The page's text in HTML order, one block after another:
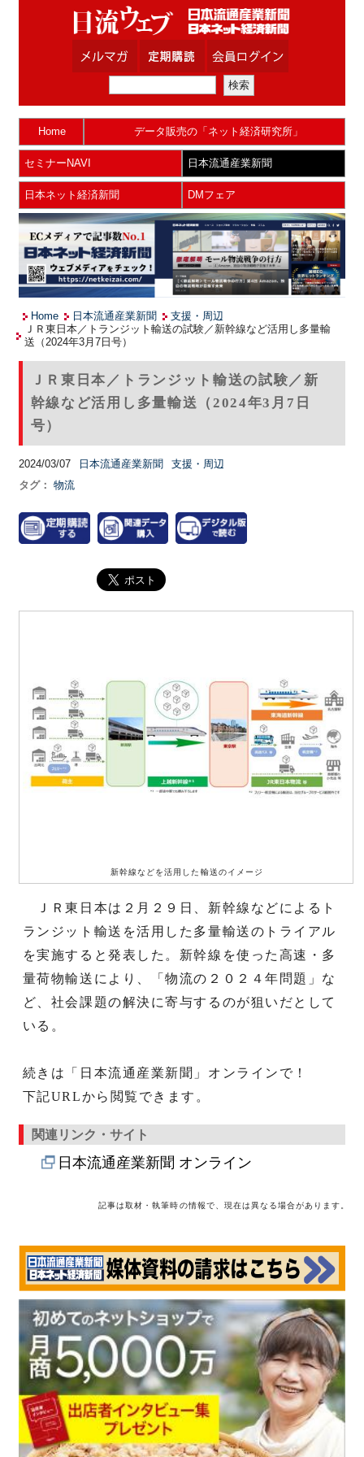
Home データ販売の「ネット経済研究所」
セミナーNAVI 日本流通産業新聞
日本ネット経済新聞 DMフェア
Home 日本流通産業新聞
支援・周辺
ＪＲ東日本／トランジット輸送の試験／新幹線など活用し多量輸
送（2024年3月7日号）
ＪＲ東日本／トランジット輸送の試験／新
幹線など活用し多量輸送（2024年3月7日
号）
2024/03/07 日本流通産業新聞
支援・周辺
タグ： 物流
新幹線などを活用した輸送のイメージ
ＪＲ東日本は２月２９日、新幹線などによるト
ランジット輸送を活用した多量輸送のトライアル
を実施すると発表した。新幹線を使った高速・多
量荷物輸送により、「物流の２０２４年問題」な
ど、社会課題の解決に寄与するのが狙いだとして
いる。
続きは「日本流通産業新聞」オンラインで！
下記URLから閲覧できます。
関連リンク・サイト
日本流通産業新聞 オンライン
記事は取材・執筆時の情報で、現在は異なる場合があります。